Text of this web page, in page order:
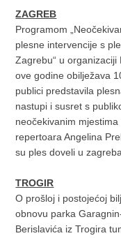
ZAGREB
Programom
plesne intervencije s
Zagrebu“ u
ove godine obilježava
publici predstavila
nastupi i susret s
neočekivanim
repertoara Angelina
su ples doveli u
TROGIR
O prošloj i postojećoj
obnovu parka
Berislavića iz Trogira